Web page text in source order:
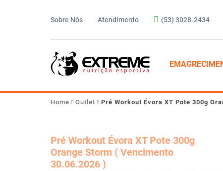
Sobre Nós Atendimento (53) 3028-2434
Home Outlet Pré Workout Évora XT Pote 300g
Pré Workout Évora XT Pote 300g
Orange Storm ( Vencimento
30.06.2026 )